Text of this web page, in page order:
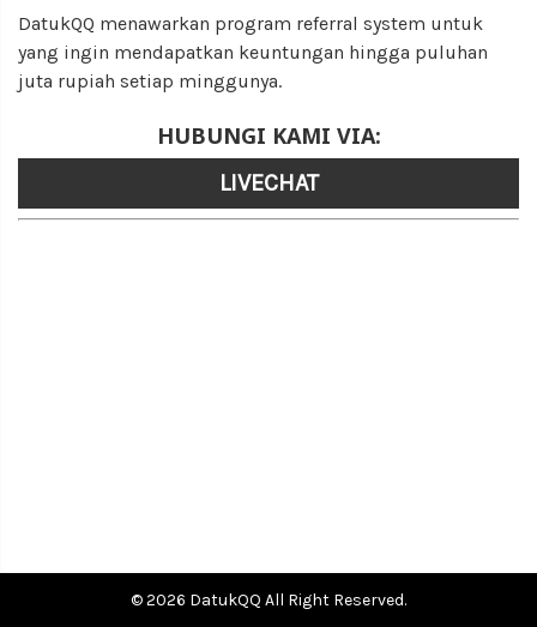
DatukQQ menawarkan program referral system untuk
yang ingin mendapatkan keuntungan hingga puluhan
juta rupiah setiap minggunya.
HUBUNGI KAMI VIA:
LIVECHAT
© 2026 DatukQQ All Right Reserved.